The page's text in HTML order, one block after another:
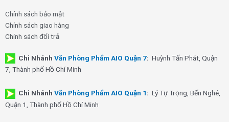
Chính sách bảo mật
Chính sách giao hàng
Chính sách đổi trả
Chi Nhánh Văn Phòng Phẩm AIO Quận 7: Huỳnh Tấn Phát, Quận
7, Thành phố Hồ Chí Minh
Chi Nhánh Văn Phòng Phẩm AIO Quận 1: Lý Tự Trọng, Bến Nghé,
Quận 1, Thành phố Hồ Chí Minh